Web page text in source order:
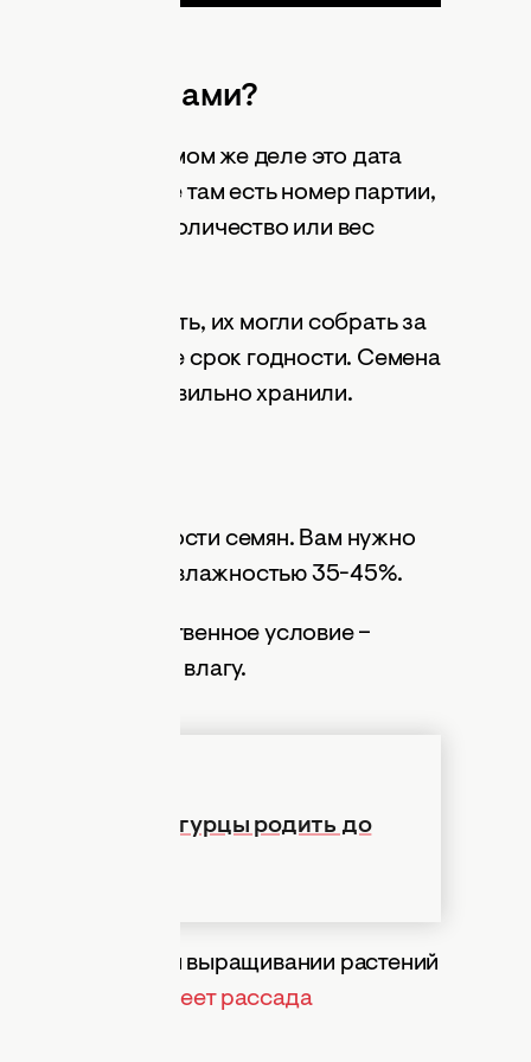
с семенами?
На самом же деле это дата
продажи. Также там есть номер партии,
а также количество или вес
всхожесть, их могли собрать за
на пачке – это не срок годности. Семена
что вы их правильно хранили.
жизнеспособности семян. Вам нужно
1,5-7°C и влажностью 35-45%.
Единственное условие –
и не пропускал влагу.
ваши огурцы родить до
в дальнейшем выращивании растений
синеет рассада